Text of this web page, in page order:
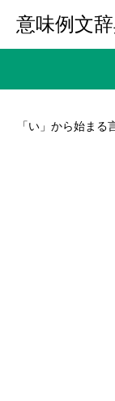
意味例文
「い」から始ま